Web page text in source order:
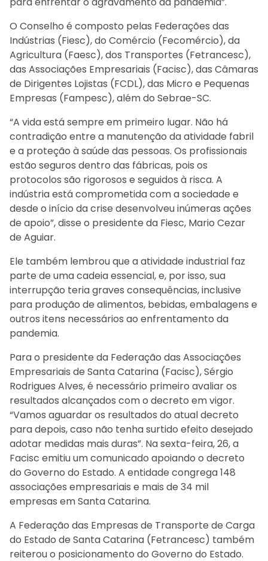
O Conselho é composto pelas Federações das
Indústrias (Fiesc), do Comércio (Fecomércio), da
Agricultura (Faesc), dos Transportes (Fetrancesc),
das Associações Empresariais (Facisc), das Câmaras
de Dirigentes Lojistas (FCDL), das Micro e Pequenas
Empresas (Fampesc), além do Sebrae-SC.
“A vida está sempre em primeiro lugar. Não há
contradição entre a manutenção da atividade fabril
e a proteção à saúde das pessoas. Os profissionais
estão seguros dentro das fábricas, pois os
protocolos são rigorosos e seguidos à risca. A
indústria está comprometida com a sociedade e
desde o início da crise desenvolveu inúmeras ações
de apoio”, disse o presidente da Fiesc, Mario Cezar
de Aguiar.
Ele também lembrou que a atividade industrial faz
parte de uma cadeia essencial, e, por isso, sua
interrupção teria graves consequências, inclusive
para produção de alimentos, bebidas, embalagens e
outros itens necessários ao enfrentamento da
pandemia.
Para o presidente da Federação das Associações
Empresariais de Santa Catarina (Facisc), Sérgio
Rodrigues Alves, é necessário primeiro avaliar os
resultados alcançados com o decreto em vigor.
“Vamos aguardar os resultados do atual decreto
para depois, caso não tenha surtido efeito desejado
adotar medidas mais duras”. Na sexta-feira, 26, a
Facisc emitiu um comunicado apoiando o decreto
do Governo do Estado. A entidade congrega 148
associações empresariais e mais de 34 mil
empresas em Santa Catarina.
A Federação das Empresas de Transporte de Carga
do Estado de Santa Catarina (Fetrancesc) também
reiterou o posicionamento do Governo do Estado.